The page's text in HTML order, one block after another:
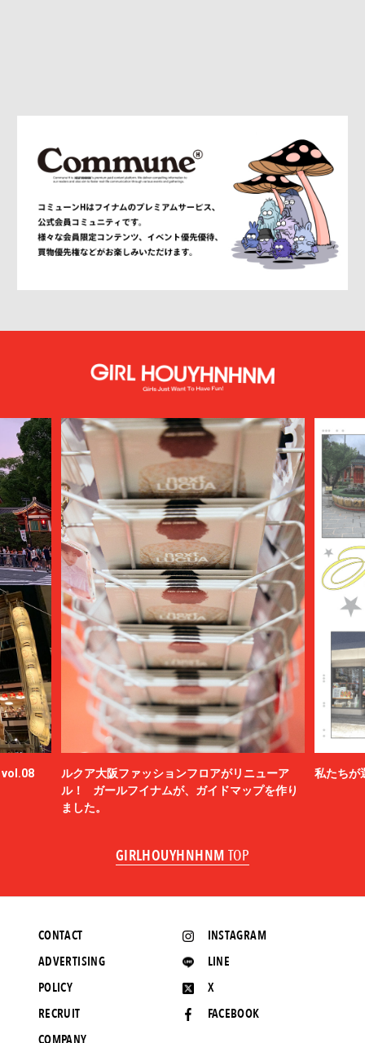
vol.08
ルクア大阪ファッションフロアがリニューア
ル！ ガールフイナムが、ガイドマップを作り
ました。
私たちが
GIRLHOUYHNHNM TOP
INSTAGRAM
LINE
X
FACEBOOK
CONTACT
ADVERTISING
POLICY
RECRUIT